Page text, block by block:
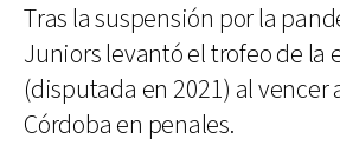
Tras la suspensión por la
Juniors levantó el trofeo de la
(disputada en 2021) al vencer
Córdoba en penales.